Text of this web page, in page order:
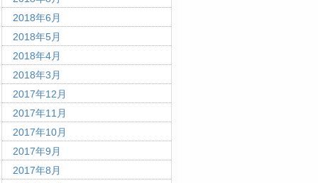
2018年6月
2018年5月
2018年4月
2018年3月
2017年12月
2017年11月
2017年10月
2017年9月
2017年8月